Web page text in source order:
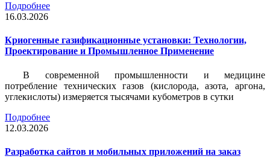
Подробнее
16.03.2026
Криогенные газификационные установки: Технологии,
Проектирование и Промышленное Применение
В современной промышленности и медицине
потребление технических газов (кислорода, азота, аргона,
углекислоты) измеряется тысячами кубометров в сутки
Подробнее
12.03.2026
Разработка сайтов и мобильных приложений на заказ